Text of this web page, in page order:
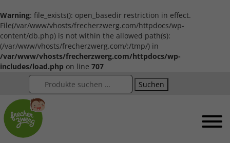
Warning: file_exists(): open_basedir restriction in effect.
File(/var/www/vhosts/frecherzwerg.com/httpdocs/wp-
content/db.php) is not within the allowed path(s):
(/var/www/vhosts/frecherzwerg.com/:/tmp/) in
/var/www/vhosts/frecherzwerg.com/httpdocs/wp-
includes/load.php on line 707
Suchen